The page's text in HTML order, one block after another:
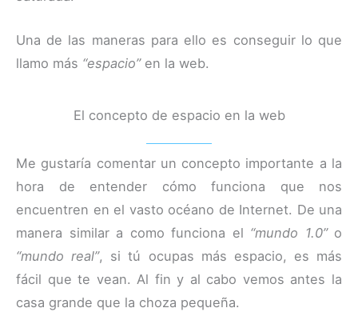
Una de las maneras para ello es conseguir lo que
llamo más “espacio”en la web.
El concepto de espacio en la web
Me gustaría comentar un concepto importante a la
hora de entender cómo funciona que nos
encuentren en el vasto océano de Internet. De una
manera similar a como funciona el “mundo 1.0”o
“mundo real”, si tú ocupas más espacio, es más
fácil que te vean. Al fin y al cabo vemos antes la
casa grande que la choza pequeña.